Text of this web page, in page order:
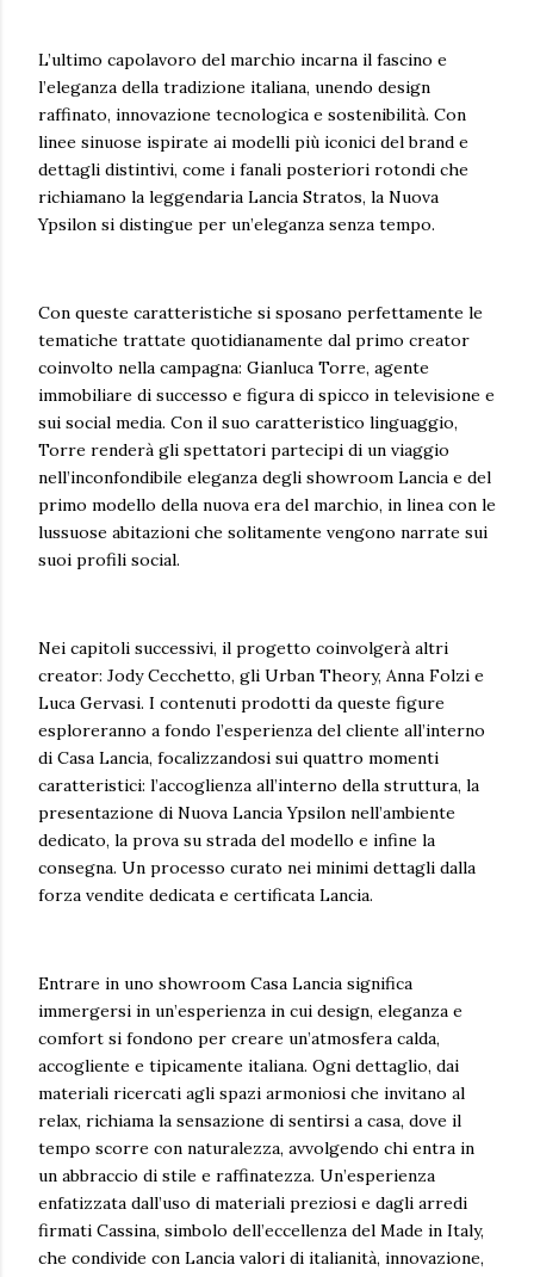
L’ultimo capolavoro del marchio incarna il fascino e
l’eleganza della tradizione italiana, unendo design
raffinato, innovazione tecnologica e sostenibilità. Con
linee sinuose ispirate ai modelli più iconici del brand e
dettagli distintivi, come i fanali posteriori rotondi che
richiamano la leggendaria Lancia Stratos, la Nuova
Ypsilon si distingue per un’eleganza senza tempo.
Con queste caratteristiche si sposano perfettamente le
tematiche trattate quotidianamente dal primo creator
coinvolto nella campagna: Gianluca Torre, agente
immobiliare di successo e figura di spicco in televisione e
sui social media. Con il suo caratteristico linguaggio,
Torre renderà gli spettatori partecipi di un viaggio
nell’inconfondibile eleganza degli showroom Lancia e del
primo modello della nuova era del marchio, in linea con le
lussuose abitazioni che solitamente vengono narrate sui
suoi profili social.
Nei capitoli successivi, il progetto coinvolgerà altri
creator: Jody Cecchetto, gli Urban Theory, Anna Folzi e
Luca Gervasi. I contenuti prodotti da queste figure
esploreranno a fondo l’esperienza del cliente all’interno
di Casa Lancia, focalizzandosi sui quattro momenti
caratteristici: l’accoglienza all’interno della struttura, la
presentazione di Nuova Lancia Ypsilon nell’ambiente
dedicato, la prova su strada del modello e infine la
consegna. Un processo curato nei minimi dettagli dalla
forza vendite dedicata e certificata Lancia.
Entrare in uno showroom Casa Lancia significa
immergersi in un’esperienza in cui design, eleganza e
comfort si fondono per creare un’atmosfera calda,
accogliente e tipicamente italiana. Ogni dettaglio, dai
materiali ricercati agli spazi armoniosi che invitano al
relax, richiama la sensazione di sentirsi a casa, dove il
tempo scorre con naturalezza, avvolgendo chi entra in
un abbraccio di stile e raffinatezza. Un’esperienza
enfatizzata dall’uso di materiali preziosi e dagli arredi
firmati Cassina, simbolo dell’eccellenza del Made in Italy,
che condivide con Lancia valori di italianità, innovazione,